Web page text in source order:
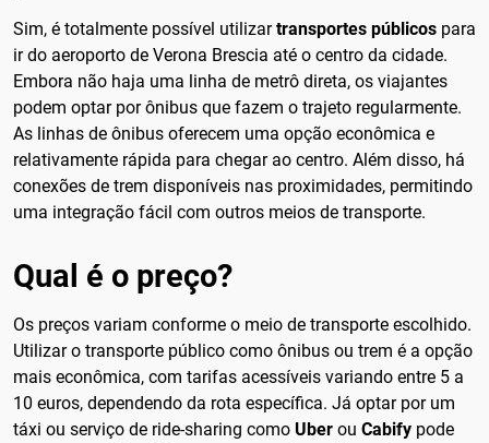
Sim, é totalmente possível utilizartransportes públicos para
ir do aeroporto de Verona Brescia até o centro da cidade.
Embora não haja uma linha de metrô direta, os viajantes
podem optar por ônibus que fazem o trajeto regularmente.
As linhas de ônibus oferecem uma opção econômica e
relativamente rápida para chegar ao centro. Além disso, há
conexões de trem disponíveis nas proximidades, permitindo
uma integração fácil com outros meios de transporte.
Qual é o preço?
Os preços variam conforme o meio de transporte escolhido.
Utilizar o transporte público como ônibus ou trem é a opção
mais econômica, com tarifas acessíveis variando entre 5 a
10 euros, dependendo da rota específica. Já optar por um
táxi ou serviço de ride-sharing como Uber ou Cabify pode